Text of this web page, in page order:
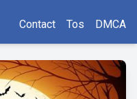
Contact Tos DMCA